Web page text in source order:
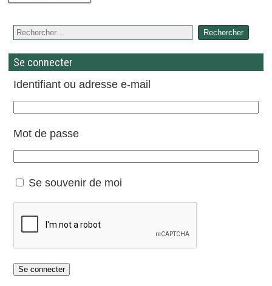
Se connecter
Identifiant ou adresse e-mail
Mot de passe
Se souvenir de moi
Se connecter